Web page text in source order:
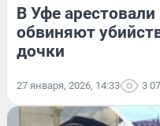
В Уфе
обвиняют
дочки
27 января, 2026, 14:33 3